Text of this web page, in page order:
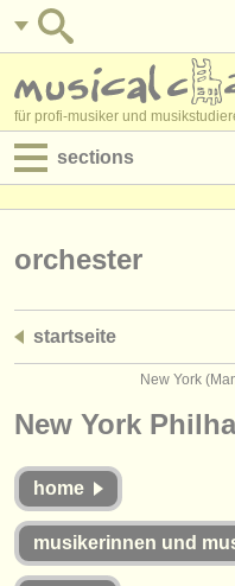
für profi-musiker und
sections
jobs - verwaltung
musikwettbewerbe
orchester
startseite
New York
New York
home
musikerinnen und